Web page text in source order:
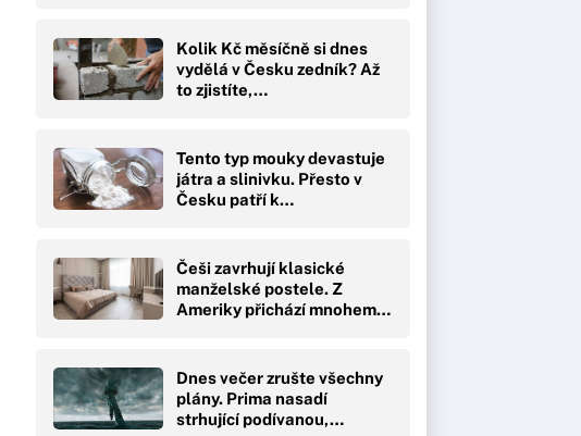
Kolik Kč měsíčně si dnes
vydělá v Česku zedník? Až
to zjistíte,…
Tento typ mouky devastuje
játra a slinivku. Přesto v
Česku patří k…
Češi zavrhují klasické
manželské postele. Z
Ameriky přichází mnohem…
Dnes večer zrušte všechny
plány. Prima nasadí
strhující podívanou,…